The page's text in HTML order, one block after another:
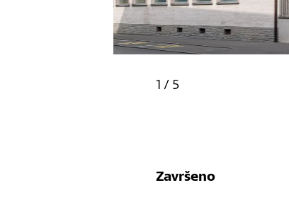
1 / 5
Završeno